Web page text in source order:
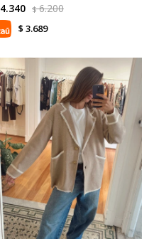
4.340 $ 6.200
$ 3.689